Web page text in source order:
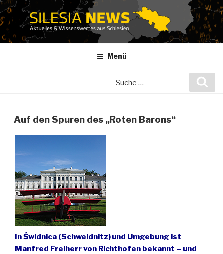
Zum
Inhalt
springen
Menü
Auf den Spuren des „Roten Barons“
In Świdnica (Schweidnitz) und Umgebung ist
Manfred Freiherr von Richthofen bekannt – und